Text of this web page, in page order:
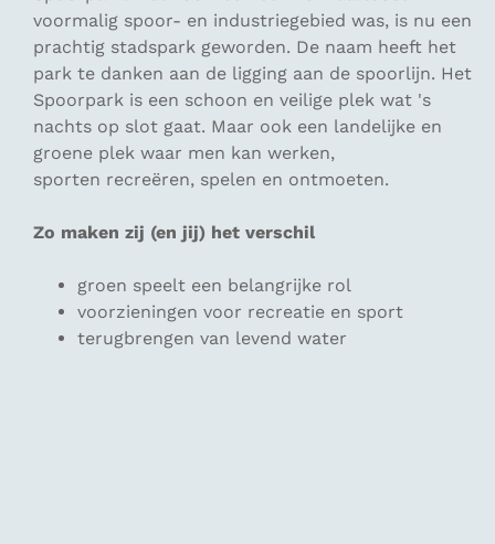
voormalig spoor- en industriegebied was, is nu een
prachtig stadspark geworden. De naam heeft het
park te danken aan de ligging aan de spoorlijn. Het
Spoorpark is een schoon en veilige plek wat 's
nachts op slot gaat. Maar ook een landelijke en
groene plek waar men kan werken,
sporten recreëren, spelen en ontmoeten.
Zo maken zij (en jij) het verschil
groen speelt een belangrijke rol
voorzieningen voor recreatie en sport
terugbrengen van levend water